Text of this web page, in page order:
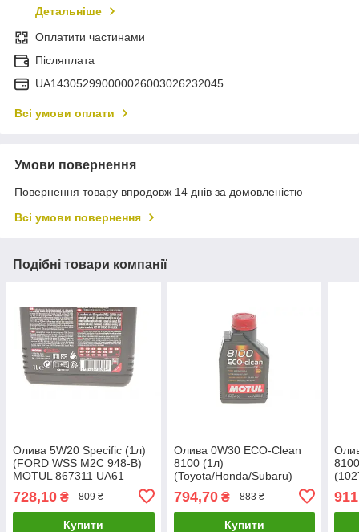
Детальніше
Оплатити частинами
Післяплата
UA143052990000026003026232045
Всі умови оплати
Умови повернення
Повернення товару впродовж 14 днів за домовленістю
Всі умови повернення
Подібні товари компанії
Олива 5W20 Specific (1л)
(FORD WSS M2C 948-B)
MOTUL 867311 UA61
728,10 ₴ 809 ₴
Купити
Олива 0W30 ECO-Clean
8100 (1л)
(Toyota/Honda/Subaru)
UA61
794,70₴ 883 ₴
Купити